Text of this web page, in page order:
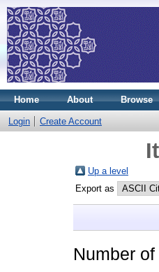
Home About Browse
Login Create Account
Up a level
Export as
Number